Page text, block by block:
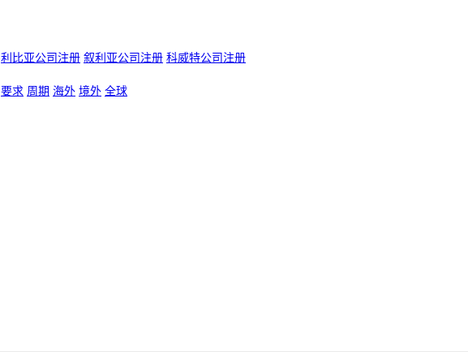
利比亚公司注册 叙利亚公司注册 科威特公司注册
要求 周期 海外 境外 全球